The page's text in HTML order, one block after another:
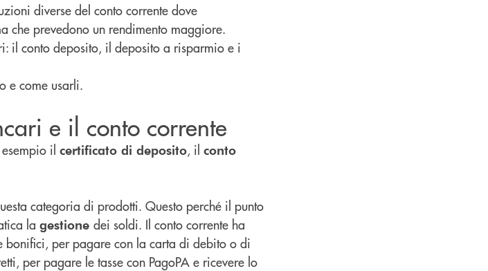
diverse del conto corrente dove
che prevedono un rendimento maggiore.
il conto deposito, il deposito a risparmio e i
e come usarli.
e il conto corrente
il certificato di deposito, il conto
categoria di prodotti. Questo perché il punto
la gestione dei soldi. Il conto corrente ha
bonifici, per pagare con la carta di debito o di
per pagare le tasse con PagoPA e ricevere lo